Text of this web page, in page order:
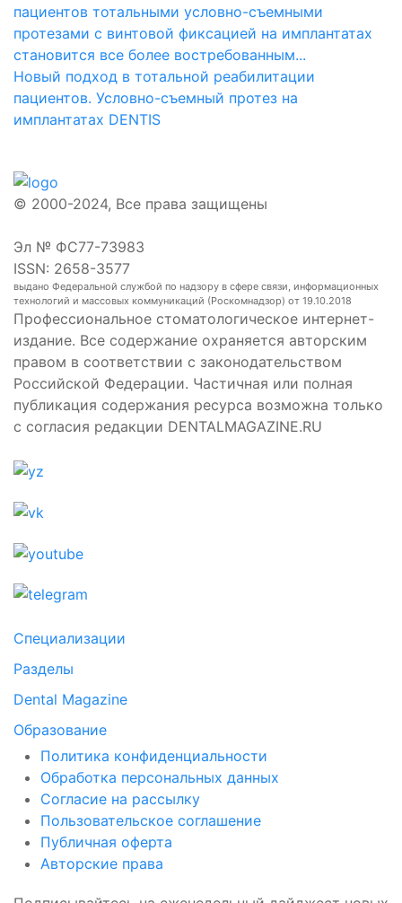
пациентов тотальными условно-съемными
протезами с винтовой фиксацией на имплантатах
становится все более востребованным...
Новый подход в тотальной реабилитации
пациентов. Условно-съемный протез на
имплантатах DENTIS
© 2000-2024, Все права защищены
Эл № ФС77-73983
ISSN: 2658-3577
выдано Федеральной службой по надзору в сфере связи, информационных
технологий и массовых коммуникаций (Роскомнадзор) от 19.10.2018
Профессиональное стоматологическое интернет-
издание. Все содержание охраняется авторским
правом в соответствии с законодательством
Российской Федерации. Частичная или полная
публикация содержания ресурса возможна только
с согласия редакции DENTALMAGAZINE.RU
Специализации
Разделы
Dental Magazine
Образование
Политика конфиденциальности
Обработка персональных данных
Согласие на рассылку
Пользовательское соглашение
Публичная оферта
Авторские права